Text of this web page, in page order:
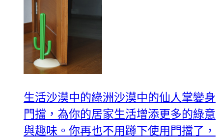
生活沙漠中的綠洲沙漠中的仙人掌變身
門擋，為你的居家生活增添更多的綠意
與趣味。你再也不用蹲下使用門擋了，